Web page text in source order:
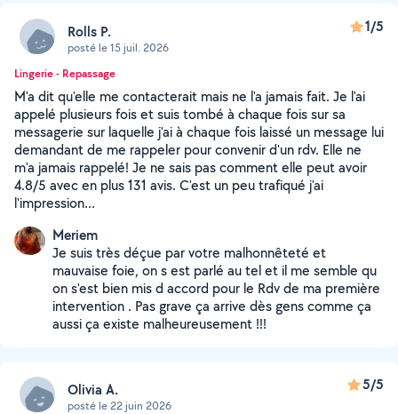
Rolls P.
posté le 15 juil. 2026
1/5
Lingerie - Repassage
M'a dit qu'elle me contacterait mais ne l'a jamais fait. Je l'ai
appelé plusieurs fois et suis tombé à chaque fois sur sa
messagerie sur laquelle j'ai à chaque fois laissé un message lui
demandant de me rappeler pour convenir d'un rdv. Elle ne
m'a jamais rappelé! Je ne sais pas comment elle peut avoir
4.8/5 avec en plus 131 avis. C'est un peu trafiqué j'ai
l'impression...
Meriem
Je suis très déçue par votre malhonnêteté et
mauvaise foie, on s est parlé au tel et il me semble qu
on s'est bien mis d accord pour le Rdv de ma première
intervention . Pas grave ça arrive dès gens comme ça
aussi ça existe malheureusement !!!
Olivia A.
posté le 22 juin 2026
5/5